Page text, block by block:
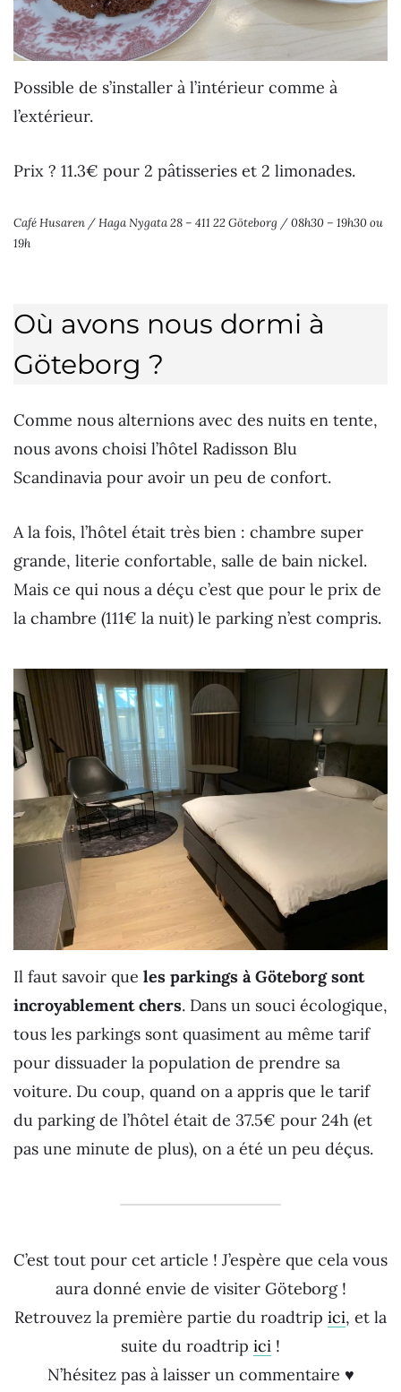
Possible de s’installer à l’intérieur comme à
l’extérieur.
Prix ? 11.3€ pour 2 pâtisseries et 2 limonades.
Café Husaren / Haga Nygata 28 – 411 22 Göteborg / 08h30 – 19h30 ou
19h
Où avons nous dormi à
Göteborg ?
Comme nous alternions avec des nuits en tente,
nous avons choisi l’hôtel Radisson Blu
Scandinavia pour avoir un peu de confort.
A la fois, l’hôtel était très bien : chambre super
grande, literie confortable, salle de bain nickel.
Mais ce qui nous a déçu c’est que pour le prix de
la chambre (111€ la nuit) le parking n’est compris.
Il faut savoir que les parkings à Göteborg sont
incroyablement chers. Dans un souci écologique,
tous les parkings sont quasiment au même tarif
pour dissuader la population de prendre sa
voiture. Du coup, quand on a appris que le tarif
du parking de l’hôtel était de 37.5€ pour 24h (et
pas une minute de plus), on a été un peu déçus.
C’est tout pour cet article ! J’espère que cela vous
aura donné envie de visiter Göteborg !
Retrouvez la première partie du roadtrip ici, et la
suite du roadtrip ici !
N’hésitez pas à laisser un commentaire ♥